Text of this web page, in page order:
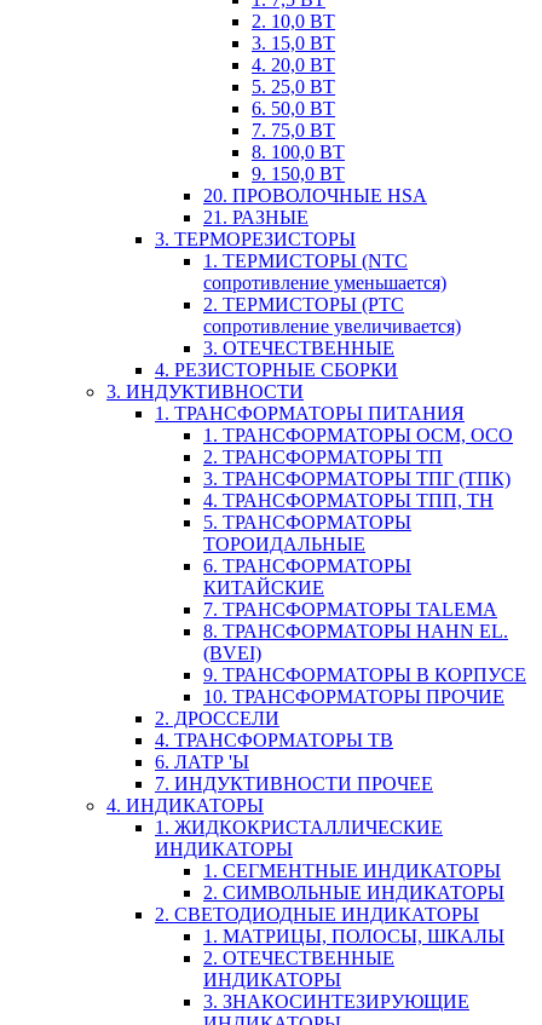
2. 10,0 ВТ
3. 15,0 ВТ
4. 20,0 ВТ
5. 25,0 ВТ
6. 50,0 ВТ
7. 75,0 ВТ
8. 100,0 ВТ
9. 150,0 ВТ
20. ПРОВОЛОЧНЫЕ HSA
21. РАЗНЫЕ
3. ТЕРМОРЕЗИСТОРЫ
1. ТЕРМИСТОРЫ (NTC
сопротивление уменьшается)
2. ТЕРМИСТОРЫ (PTC
сопротивление увеличивается)
3. ОТЕЧЕСТВЕННЫЕ
4. РЕЗИСТОРНЫЕ СБОРКИ
3. ИНДУКТИВНОСТИ
1. ТРАНСФОРМАТОРЫ ПИТАНИЯ
1. ТРАНСФОРМАТОРЫ ОСМ, ОСО
2. ТРАНСФОРМАТОРЫ ТП
3. ТРАНСФОРМАТОРЫ ТПГ (ТПК)
4. ТРАНСФОРМАТОРЫ ТПП, ТН
5. ТРАНСФОРМАТОРЫ
ТОРОИДАЛЬНЫЕ
6. ТРАНСФОРМАТОРЫ
КИТАЙСКИЕ
7. ТРАНСФОРМАТОРЫ TALEMA
8. ТРАНСФОРМАТОРЫ HAHN EL.
(BVEI)
9. ТРАНСФОРМАТОРЫ В КОРПУСЕ
10. ТРАНСФОРМАТОРЫ ПРОЧИЕ
2. ДРОССЕЛИ
4. ТРАНСФОРМАТОРЫ ТВ
6. ЛАТР 'Ы
7. ИНДУКТИВНОСТИ ПРОЧЕЕ
4. ИНДИКАТОРЫ
1. ЖИДКОКРИСТАЛЛИЧЕСКИЕ
ИНДИКАТОРЫ
1. СЕГМЕНТНЫЕ ИНДИКАТОРЫ
2. СИМВОЛЬНЫЕ ИНДИКАТОРЫ
2. СВЕТОДИОДНЫЕ ИНДИКАТОРЫ
1. МАТРИЦЫ, ПОЛОСЫ, ШКАЛЫ
2. ОТЕЧЕСТВЕННЫЕ
ИНДИКАТОРЫ
3. ЗНАКОСИНТЕЗИРУЮЩИЕ